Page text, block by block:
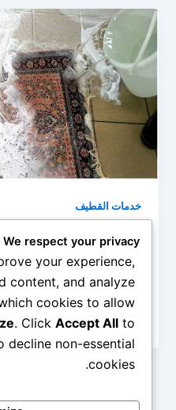
خدمات القطيف
شركة تنظيف سجاد بالقطيف
admin
/أبريل 23, 2019
السجاد هو من أهم
هو من أكثر المفروشات التي
بسبب […]
We respect your privacy
your experience,
content, and analyze
cookies to allow
. ClickAccept All to
decline non-essential
cookies.